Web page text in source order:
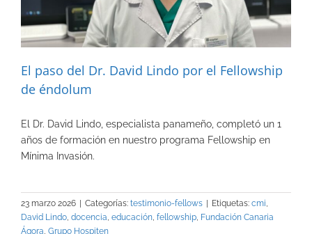
El paso del Dr. David Lindo por el Fellowship
de éndolum
El Dr. David Lindo, especialista panameño, completó un 1
años de formación en nuestro programa Fellowship en
Mínima Invasión.
23 marzo 2026 Categorías: testimonio-fellows Etiquetas: cmi,
David Lindo, docencia, educación, fellowship, Fundación Canaria
Ágora, Grupo Hospiten